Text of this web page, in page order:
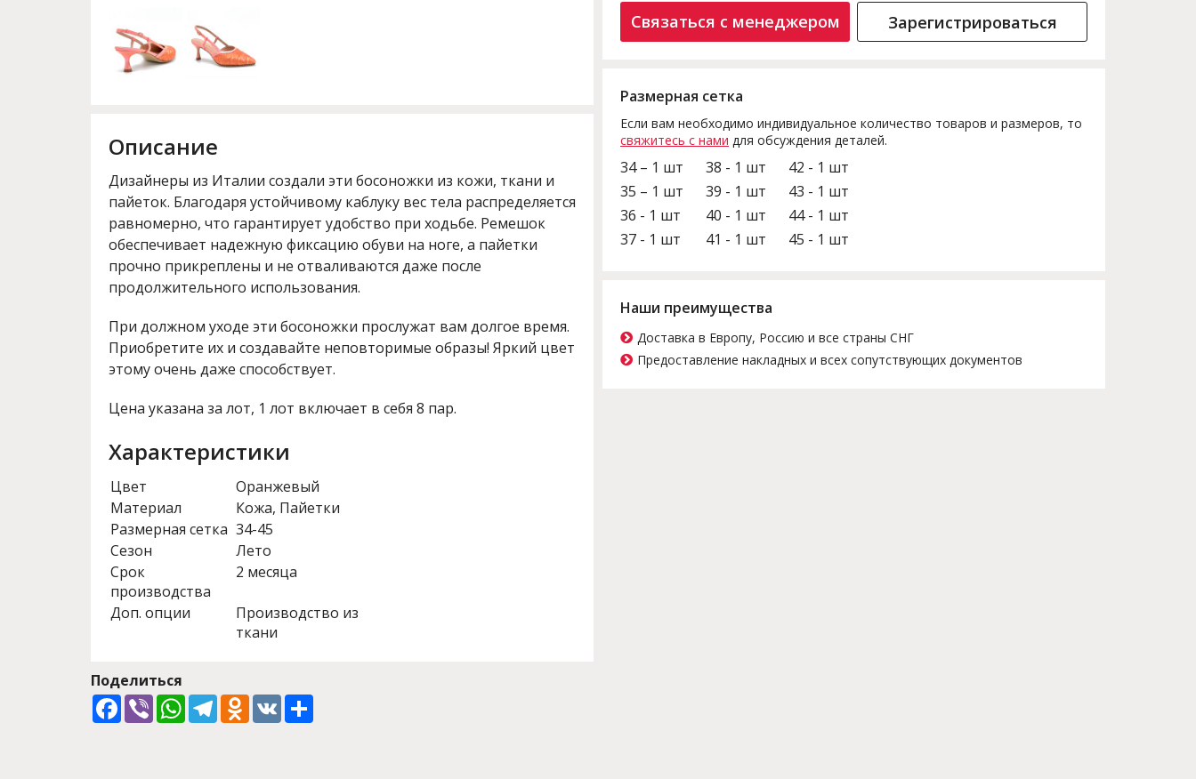
Описание
Дизайнеры из Италии создали эти босоножки из кожи, ткани и
пайеток. Благодаря устойчивому каблуку вес тела распределяется
равномерно, что гарантирует удобство при ходьбе. Ремешок
обеспечивает надежную фиксацию обуви на ноге, а пайетки
прочно прикреплены и не отваливаются даже после
продолжительного использования.
При должном уходе эти босоножки прослужат вам долгое время.
Приобретите их и создавайте неповторимые образы! Яркий цвет
этому очень даже способствует.
Цена указана за лот, 1 лот включает в себя 8 пар.
Характеристики
Цвет
Оранжевый
Материал
Кожа, Пайетки
Размерная сетка 34-45
Сезон
Лето
Срок
производства
2 месяца
Доп. опции
Производство из
ткани
Поделиться
Facebook
ViberWhatsApp
TelegramOdnoklassniki
VK
Связаться с менеджером Зарегистрироваться
Размерная сетка
Если вам необходимо индивидуальное количество товаров и размеров, то
свяжитесь с нами для обсуждения деталей.
34 – 1 шт
35 – 1 шт
36 - 1 шт
37 - 1 шт
38 - 1 шт
39 - 1 шт
40 - 1 шт
41 - 1 шт
42 - 1 шт
43 - 1 шт
44 - 1 шт
45 - 1 шт
Наши преимущества
Доставка в Европу, Россию и все страны СНГ
Предоставление накладных и всех сопутствующих документов